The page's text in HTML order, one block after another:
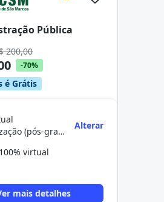
Pública
200,00
-70%
é Grátis
Especialização (pós-graduação)
Alterar
virtual
mais detalhes